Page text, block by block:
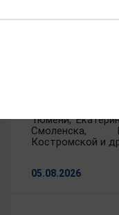
родине
Фестиваль
местом
регионов
Тюмени,
Смоленска,
Костромской и
05.08.2026